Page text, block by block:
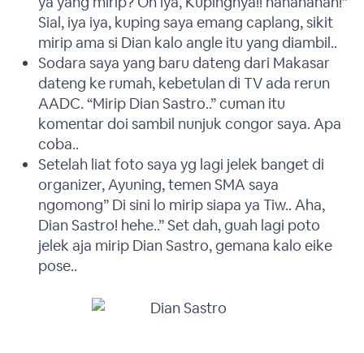
Sial, iya iya, kuping saya emang caplang, sikit
mirip ama si Dian kalo angle itu yang diambil..
Sodara saya yang baru dateng dari Makasar
dateng ke rumah, kebetulan di TV ada rerun
AADC. “Mirip Dian Sastro..” cuman itu
komentar doi sambil nunjuk congor saya. Apa
coba..
Setelah liat foto saya yg lagi jelek banget di
organizer, Ayuning, temen SMA saya
ngomong” Di sini lo mirip siapa ya Tiw.. Aha,
Dian Sastro! hehe..” Set dah, guah lagi poto
jelek aja mirip Dian Sastro, gemana kalo eike
pose..